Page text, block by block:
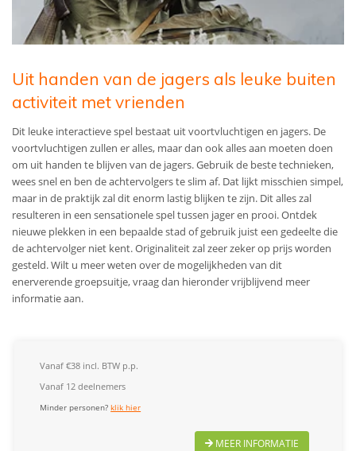
Uit handen van de jagers als leuke buiten
activiteit met vrienden
Dit leuke interactieve spel bestaat uit voortvluchtigen en jagers. De
voortvluchtigen zullen er alles, maar dan ook alles aan moeten doen
om uit handen te blijven van de jagers. Gebruik de beste technieken,
wees snel en ben de achtervolgers te slim af. Dat lijkt misschien simpel,
maar in de praktijk zal dit enorm lastig blijken te zijn. Dit alles zal
resulteren in een sensationele spel tussen jager en prooi. Ontdek
nieuwe plekken in een bepaalde stad of gebruik juist een gedeelte die
de achtervolger niet kent. Originaliteit zal zeer zeker op prijs worden
gesteld.Wilt u meer weten over de mogelijkheden van dit
enerverende groepsuitje, vraag dan hieronder vrijblijvend meer
informatie aan.
Vanaf €38 incl. BTW p.p.
Vanaf 12 deelnemers
Minder personen?klik hier
MEER INFORMATIE